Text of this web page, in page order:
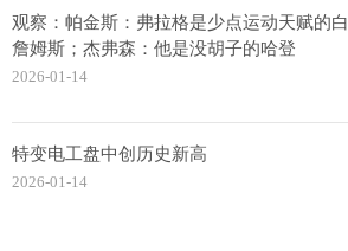
观察：帕金斯：弗拉格是少点运动天赋的白
詹姆斯；杰弗森：他是没胡子的哈登
2026-01-14
特变电工盘中创历史新高
2026-01-14